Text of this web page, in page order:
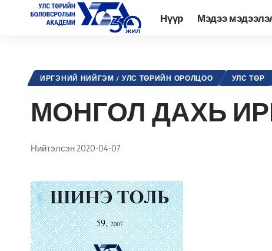
Нүүр Мэдээ
ИРГЭНИЙ НИЙГЭМ / УЛС ТӨРИЙН ОРОЛЦОО УЛС ТӨР
МОНГОЛ ДАХЬ
Нийтэлсэн 2020-04-07